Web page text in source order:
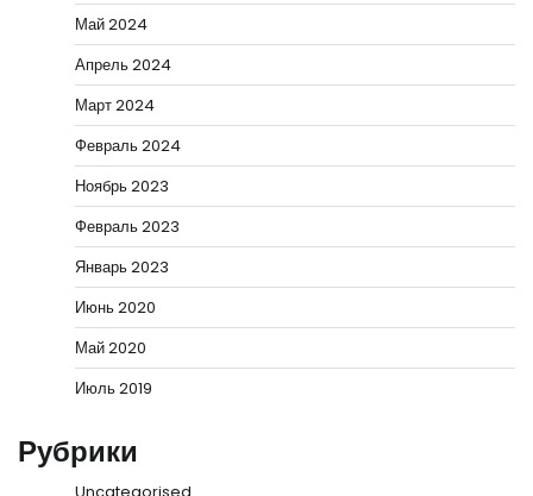
Май 2024
Апрель 2024
Март 2024
Февраль 2024
Ноябрь 2023
Февраль 2023
Январь 2023
Июнь 2020
Май 2020
Июль 2019
Рубрики